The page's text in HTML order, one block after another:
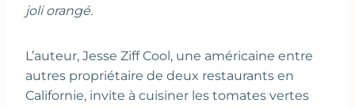
joli orangé.
L’auteur, Jesse Ziff Cool, une américaine entre
autres propriétaire de deux restaurants en
Californie, invite à cuisiner les tomates vertes